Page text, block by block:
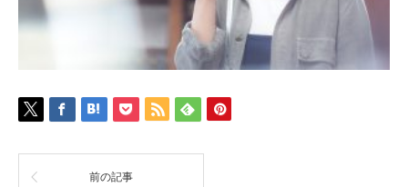
前の記事